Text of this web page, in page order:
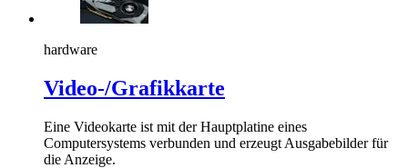
hardware
Video-/Grafikkarte
Eine Videokarte ist mit der Hauptplatine eines
Computersystems verbunden und erzeugt Ausgabebilder für
die Anzeige.